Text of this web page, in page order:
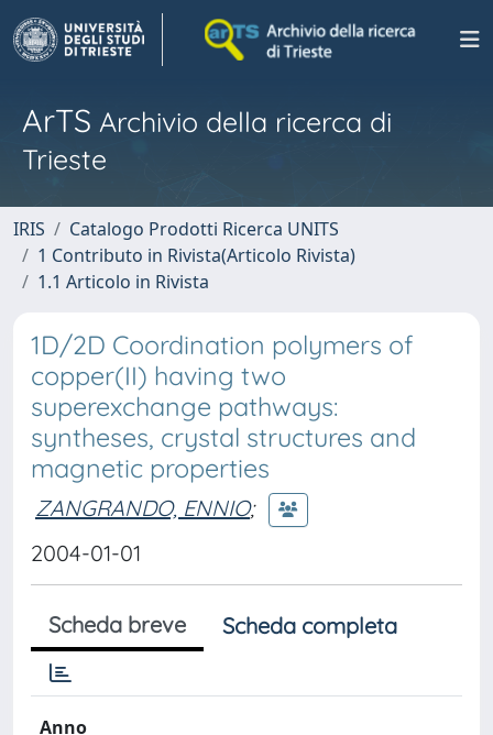
ArTS Archivio della ricerca di
Trieste
IRIS
Catalogo Prodotti Ricerca UNITS
1 Contributo in Rivista(Articolo Rivista)
1.1 Articolo in Rivista
1D/2D Coordination polymers of
copper(II) having two
superexchange pathways:
syntheses, crystal structures and
magnetic properties
ZANGRANDO, ENNIO;
2004-01-01
Scheda breve Scheda completa
Anno